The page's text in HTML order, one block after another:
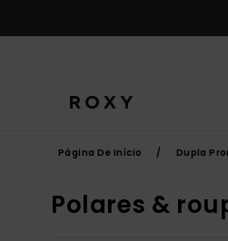
da
Página De Início Dupla
Polares &